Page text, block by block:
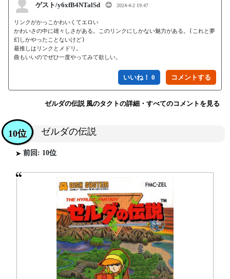
ゲスト/y6xfB4NTalSd 😊 2024-4-2 19:47
リンクがかっこかわいくてエロい
かわいさの中に雄々しさがある。このリンクにしかない魅力がある。(これと夢
幻しかやったことないけど)
最推しはリンクとメドリ。
曲もいいのでぜひ一度やってみて欲しい。
いいね！ 0
ゼルダの伝説 風のタクトの詳細・すべてのコメントを見る
ゼルダの伝説
10位
前回: 10位